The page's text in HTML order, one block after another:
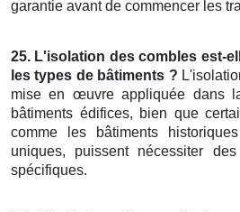
garantie avant de commencer les
25. L'isolation des combles est-
les types de bâtiments ?
mise en œuvre appliquée dans
bâtiments édifices, bien que
comme les bâtiments
uniques, puissent nécessiter
spécifiques.